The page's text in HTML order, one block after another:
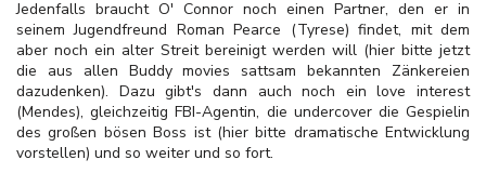
Jedenfalls braucht O' Connor noch einen Partner, den er in
seinem Jugendfreund Roman Pearce (Tyrese) findet, mit dem
aber noch ein alter Streit bereinigt werden will (hier bitte jetzt
die aus allen Buddy movies sattsam bekannten Zänkereien
dazudenken). Dazu gibt's dann auch noch ein love interest
(Mendes), gleichzeitig FBI-Agentin, die undercover die Gespielin
des großen bösen Boss ist (hier bitte dramatische Entwicklung
vorstellen) und so weiter und so fort.